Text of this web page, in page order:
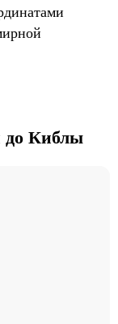
до Киблы